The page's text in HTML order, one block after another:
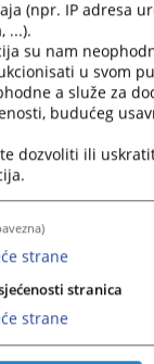
мјеста у
5891ПРЕГЛЕДА
(npr. IP adresa
...).
su nam
u svom
a služe za
budućeg
dozvoliti ili
strane
stranica
strane